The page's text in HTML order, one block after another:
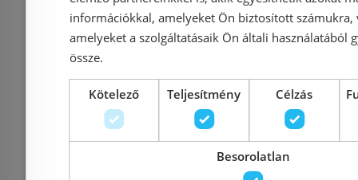
Azonosító: 169830
Cikkszám: 02030305
Kosárba
információkkal, amelyeket Ön biztosított számukra,
amelyeket a szolgáltatásaik Ön általi használatából
össze.
Kötelező Teljesítmény Célzás
Besorolatlan